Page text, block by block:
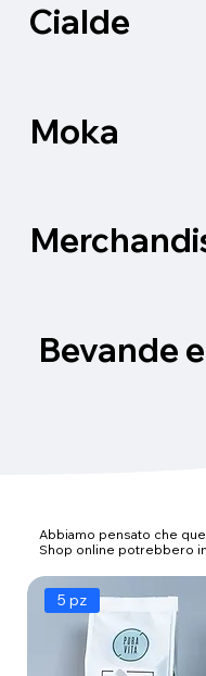
Cialde
Moka
Bevande
Abbiamo pensato che
Shop online potrebbero
5 pz